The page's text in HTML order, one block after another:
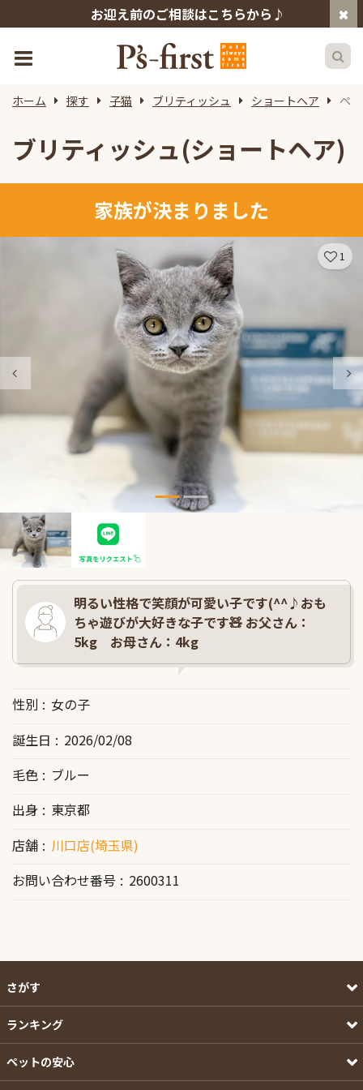
お迎え前のご相談はこちらから♪
ホーム 探す 子猫 ブリティッシュ ショートヘア ペ
ブリティッシュ(ショートヘア)
家族が決まりました
1
明るい性格で笑顔が可愛い子です(^^♪おも
ちゃ遊びが大好きな子です🧸 お父さん：
5kg お母さん：4kg
性別
女の子
誕生日
2026/02/08
毛色
ブルー
出身
東京都
店舗
川口店(埼玉県)
お問い合わせ番号
2600311
さがす
ランキング
ペットの安心